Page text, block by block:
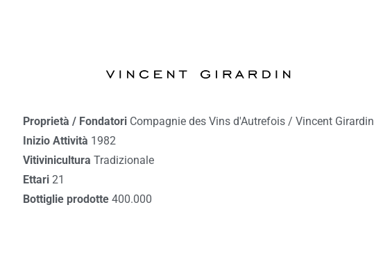
Proprietà / Fondatori Compagnie des Vins d'Autrefois / Vincent Girardin
Inizio Attività 1982
Vitivinicultura Tradizionale
Ettari 21
Bottiglie prodotte 400.000